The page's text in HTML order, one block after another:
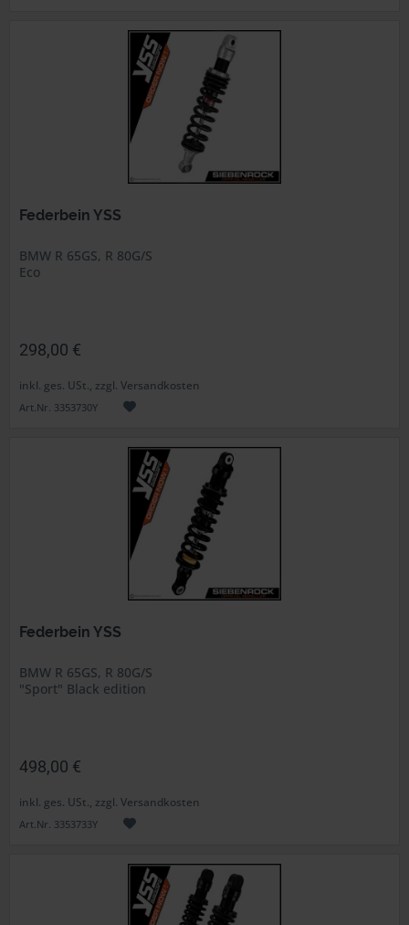
Federbein YSS
BMW R 65GS, R 80G/S
Eco
298,00 €
inkl. ges. USt., zzgl. Versandkosten
Art.Nr. 3353730Y
Federbein YSS
BMW R 65GS, R 80G/S
"Sport" Black edition
498,00 €
inkl. ges. USt., zzgl. Versandkosten
Art.Nr. 3353733Y